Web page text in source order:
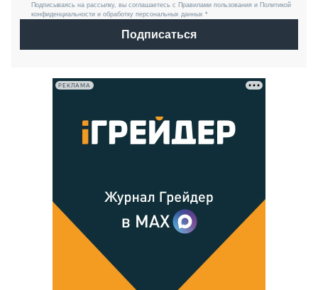
Подписываясь на рассылку, вы соглашаетесь с Правилами пользования и Политикой
конфиденциальности и обработку персональных данных *
Подписаться
РЕКЛАМА